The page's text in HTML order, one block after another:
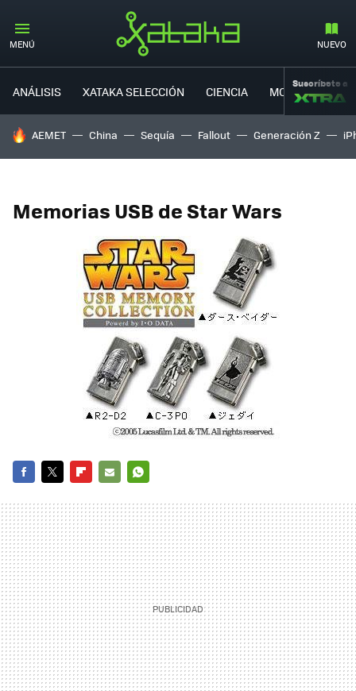
MENÚ NUEVO
ANÁLISIS XATAKA SELECCIÓN CIENCIA MOVILIDAD
Suscríbete a
HOY SE HABLA DE
AEMET China Sequía Fallout Generación Z
Memorias USB de Star Wars
MAIL